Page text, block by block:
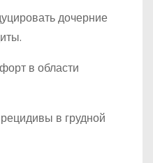
дочерние
в области
в грудной